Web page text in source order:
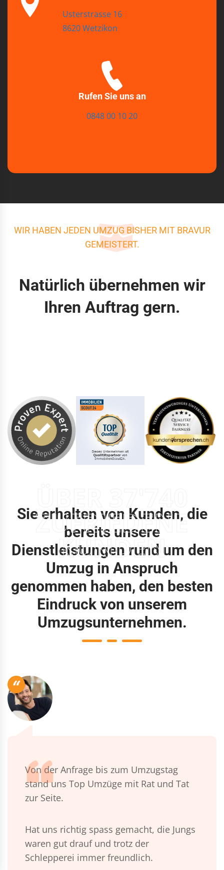
Usterstrasse 16
8620 Wetzikon
Rufen Sie uns an
0848 00 10 20
WIR HABEN JEDEN UMZUG BISHER MIT BRAVUR
GEMEISTERT.
Natürlich übernehmen wir
Ihren Auftrag gern.
ZUFRIEDENE
KUNDEN
Sie erhalten von Kunden, die
bereits unsere
Dienstleistungen rund um den
Umzug in Anspruch
genommen haben, den besten
Eindruck von unserem
Umzugsunternehmen.
“
Von der Anfrage bis zum Umzugstag
stand uns Top Umzüge mit Rat und Tat
zur Seite.
Hat uns richtig spass gemacht, die Jungs
waren gut drauf und trotz der
Schlepperei immer freundlich.